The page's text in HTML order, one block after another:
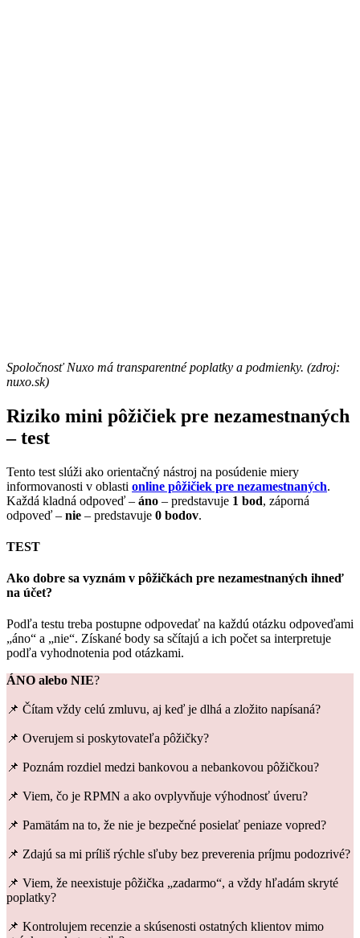
Spoločnosť Nuxo má transparentné poplatky a podmienky. (zdroj:
nuxo.sk)
Riziko mini pôžičiek pre nezamestnaných
– test
Tento test slúži ako orientačný nástroj na posúdenie miery
informovanosti v oblasti online pôžičiek pre nezamestnaných.
Každá kladná odpoveď – áno – predstavuje 1 bod, záporná
odpoveď – nie – predstavuje 0 bodov.
TEST
Ako dobre sa vyznám v pôžičkách pre nezamestnaných ihneď
na účet?
Podľa testu treba postupne odpovedať na každú otázku odpoveďami
„áno“ a „nie“. Získané body sa sčítajú a ich počet sa interpretuje
podľa vyhodnotenia pod otázkami.
ÁNO alebo NIE?
📌 Čítam vždy celú zmluvu, aj keď je dlhá a zložito napísaná?
📌 Overujem si poskytovateľa pôžičky?
📌 Poznám rozdiel medzi bankovou a nebankovou pôžičkou?
📌 Viem, čo je RPMN a ako ovplyvňuje výhodnosť úveru?
📌 Pamätám na to, že nie je bezpečné posielať peniaze vopred?
📌 Zdajú sa mi príliš rýchle sľuby bez preverenia príjmu podozrivé?
📌 Viem, že neexistuje pôžička „zadarmo“, a vždy hľadám skryté
poplatky?
📌 Kontrolujem recenzie a skúsenosti ostatných klientov mimo